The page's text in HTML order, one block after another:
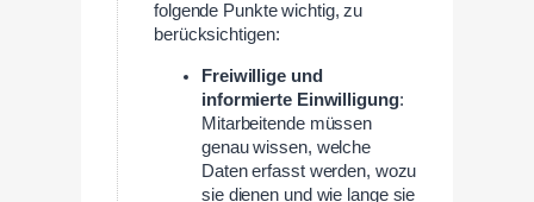
folgende Punkte wichtig, zu
berücksichtigen:
Freiwillige und
informierte Einwilligung:
Mitarbeitende müssen
genau wissen, welche
Daten erfasst werden, wozu
sie dienen und wie lange sie